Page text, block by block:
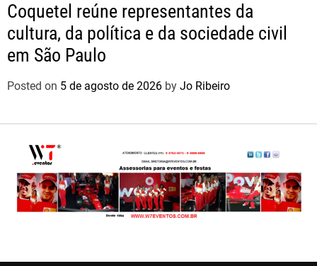
Coquetel reúne representantes da
cultura, da política e da sociedade civil
em São Paulo
Posted on 5 de agosto de 2026 by Jo Ribeiro